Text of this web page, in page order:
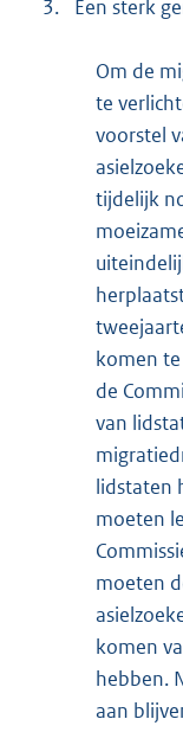
3. Een sterk
Om de
te
voorstel
tijdelijk
komen
de
van
lidstaten
moeten
moeten
komen
hebben.
aan